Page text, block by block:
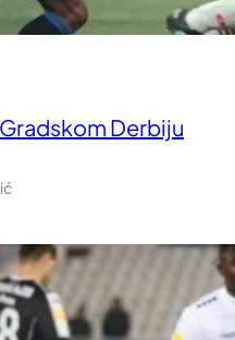
Derbiju